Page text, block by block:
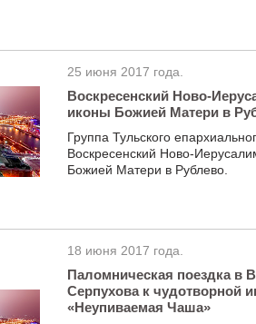
25 июня 2017 года.
Воскресенский Ново-
иконы Божией Матери в
Группа Тульского
Воскресенский Ново-
Божией Матери в Рублево.
18 июня 2017 года.
Паломническая поездка в
Серпухова к чудотворной
«Неупиваемая Чаша»